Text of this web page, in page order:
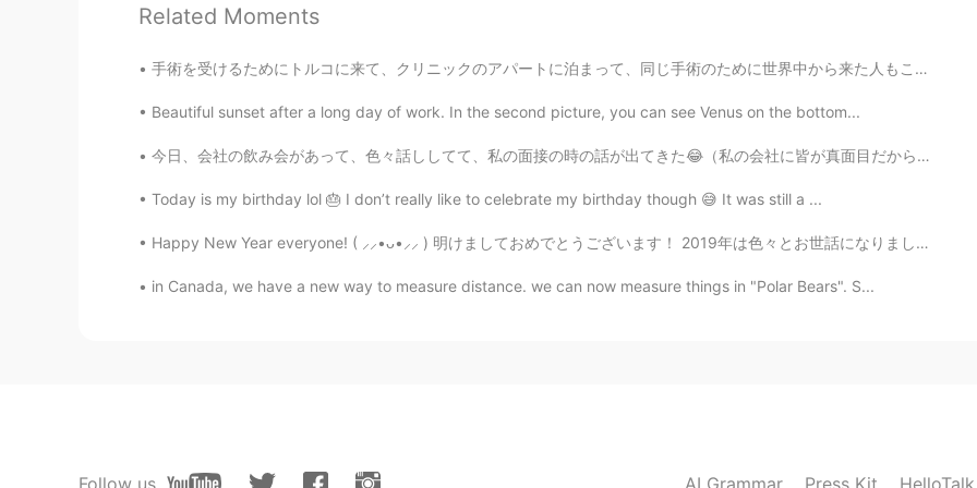
Takako
@KriSpade Actually no, but I used to have takoyaki hot griddle😁
EN JP
@Kazumi いやいやいや。笑 たこ焼きの生地を入れるんではなく、パンケーキミックスをた
こ焼き機に入れて、チョコチップを入れて、ボールの形にするってことですよ☺
通のたこ焼きは凄く美味しそう😋
Related Moments
手術を受けるためにトルコに来て、クリニックのアパートに泊まって、同じ手術のために世界中から来た人もここに泊まっていて、ものすごく面白い人やことが勉強することができた。 僕と同じ状態の人と会話し...
Beautiful sunset after a long day of work. In the second picture, you can see Venus on the bottom...
今日、会社の飲み会があって、色々話ししてて、私の面接の時の話が出てきた😂（私の会社に皆が真面目だから、なんで私を選んでくれたってずっと考えてた😝) 社長に「面接の時に、アユシが面白いと思って、...
Today is my birthday lol 🎂 I don’t really like to celebrate my birthday though 😅 It was still a ...
Happy New Year everyone! ( ⸝⸝•ᴗ•⸝⸝ ) 明けましておめでとうございます！ 2019年は色々とお世話になりました。 今年もどうぞよろしくお願い致します。 ...
in Canada, we have a new way to measure distance. we can now measure things in "Polar Bears". S...
Follow us AI Grammar Press Kit